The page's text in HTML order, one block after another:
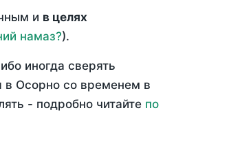
и в целях
намаз?).
иногда сверять
в Осорно со временем в
- подробно читайте по